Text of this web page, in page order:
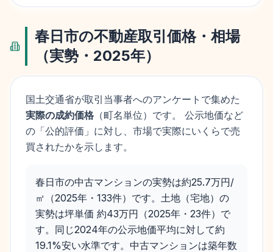
春日市の不動産取引価格・相場
（実勢・ 2025年）
国土交通省が取引当事者へのアンケートで集めた
実際の成約価格 （町名単位）です。 公示地価など
の「公的評価」に対し、市場で実際にいくらで売
買されたかを示します。
春日市の中古マンションの実勢は約25.7万円/
㎡（2025年・133件）です。土地（宅地）の
実勢は坪単価 約43万円（2025年・23件）で
す。同じ2024年の公示地価平均に対して約
19.1%安い水準です。中古マンションは築年数